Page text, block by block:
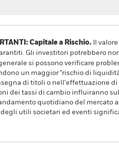
Capitale a Rischio. Il
Gli investitori potrebbero
si possono verificare
un maggior "rischio di
di titoli o nell'effettuazione
dei tassi di cambio influiranno
quotidiano del mercato
utili societari ed eventi